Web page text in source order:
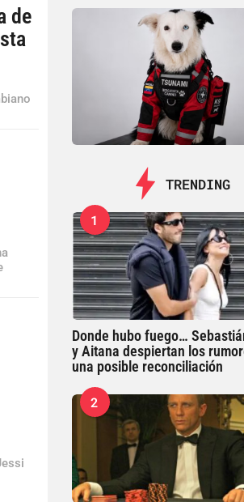
de
TRENDING
1
Donde hubo fuego…
y Aitana despiertan los
una posible reconciliación
2